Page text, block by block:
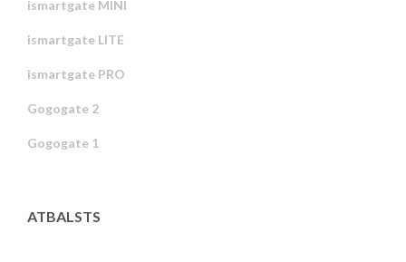
ismartgate MINI
ismartgate LITE
ismartgate PRO
Gogogate 2
Gogogate 1
ATBALSTS